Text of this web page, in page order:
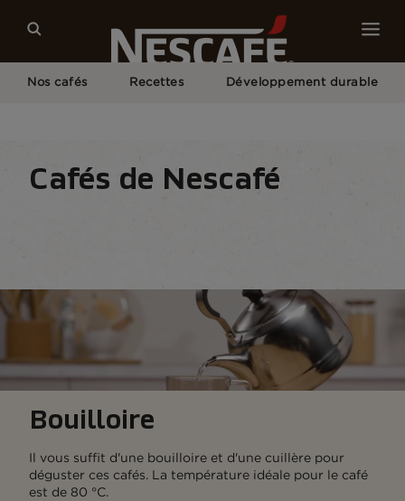
Nos cafés Recettes Développement durable
Cafés de Nescafé
Bouilloire
Il vous suffit d'une bouilloire et d'une cuillère pour
déguster ces cafés. La température idéale pour le café
est de 80 °C.